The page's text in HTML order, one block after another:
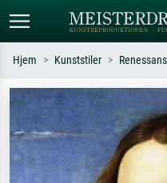
Standardsøk
Søk etter kunstner, tittel eller stil –
eksempel Monet, Stjernenatt,
impresjonisme, Hokusai-bølgen, akt.
Hjem Kunststiler